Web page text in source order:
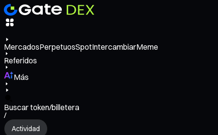
MercadosPerpetuosSpotIntercambiarMeme
Referidos
Más
Buscar token/billetera
/
Actividad